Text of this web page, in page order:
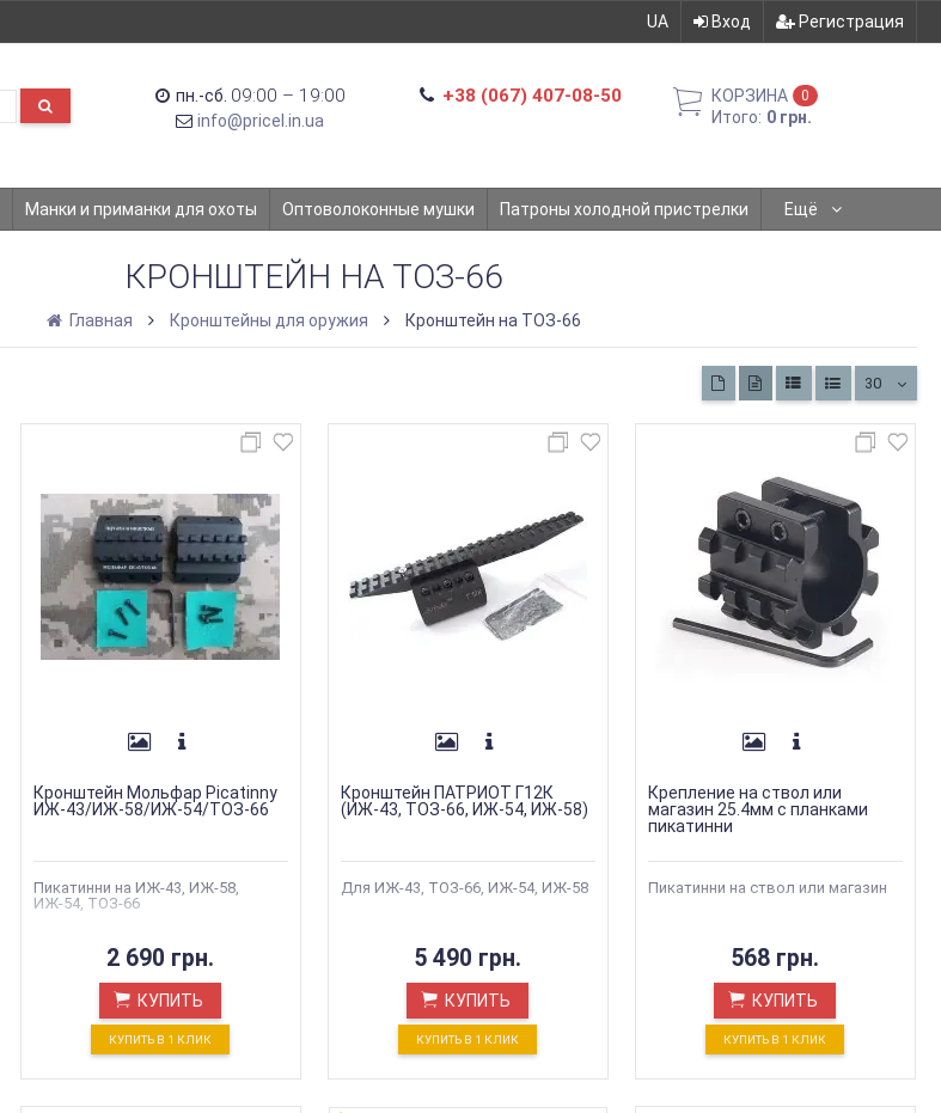
UA Вход Регистрация
пн.-сб. 09:00 – 19:00
info@pricel.in.ua
+38 (067) 407-08-50 КОРЗИНА 0
Итого: 0 грн.
Манки и приманки для охоты Оптоволоконные мушки Патроны холодной пристрелки Ещё
КРОНШТЕЙН НА ТОЗ-66
Главная Кронштейны для оружия Кронштейн на ТОЗ-66
30
Кронштейн Мольфар Picatinny
ИЖ-43/ИЖ-58/ИЖ-54/ТОЗ-66
Пикатинни на ИЖ-43, ИЖ-58,
ИЖ-54, ТОЗ-66
2 690 грн.
КУПИТЬ
КУПИТЬ В 1 КЛИК
Кронштейн ПАТРИОТ Г12К
(ИЖ-43, ТОЗ-66, ИЖ-54, ИЖ-58)
Для ИЖ-43, ТОЗ-66, ИЖ-54, ИЖ-58
5 490 грн.
КУПИТЬ
КУПИТЬ В 1 КЛИК
Крепление на ствол или
магазин 25.4мм с планками
пикатинни
Пикатинни на ствол или магазин
568 грн.
КУПИТЬ
КУПИТЬ В 1 КЛИК